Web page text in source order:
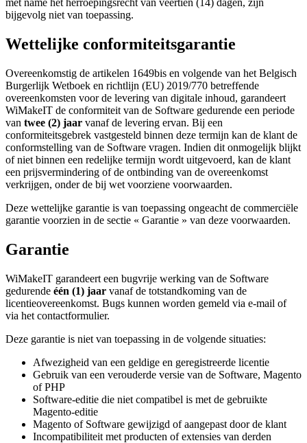
met name het herroepingsrecht van veertien (14) dagen, zijn
bijgevolg niet van toepassing.
Wettelijke conformiteitsgarantie
Overeenkomstig de artikelen 1649bis en volgende van het Belgisch
Burgerlijk Wetboek en richtlijn (EU) 2019/770 betreffende
overeenkomsten voor de levering van digitale inhoud, garandeert
WiMakeIT de conformiteit van de Software gedurende een periode
van twee (2) jaar vanaf de levering ervan. Bij een
conformiteitsgebrek vastgesteld binnen deze termijn kan de klant de
conformstelling van de Software vragen. Indien dit onmogelijk blijkt
of niet binnen een redelijke termijn wordt uitgevoerd, kan de klant
een prijsvermindering of de ontbinding van de overeenkomst
verkrijgen, onder de bij wet voorziene voorwaarden.
Deze wettelijke garantie is van toepassing ongeacht de commerciële
garantie voorzien in de sectie « Garantie » van deze voorwaarden.
Garantie
WiMakeIT garandeert een bugvrije werking van de Software
gedurende één (1) jaar vanaf de totstandkoming van de
licentieovereenkomst. Bugs kunnen worden gemeld via e-mail of
via het contactformulier.
Deze garantie is niet van toepassing in de volgende situaties:
Afwezigheid van een geldige en geregistreerde licentie
Gebruik van een verouderde versie van de Software, Magento
of PHP
Software-editie die niet compatibel is met de gebruikte
Magento-editie
Magento of Software gewijzigd of aangepast door de klant
Incompatibiliteit met producten of extensies van derden